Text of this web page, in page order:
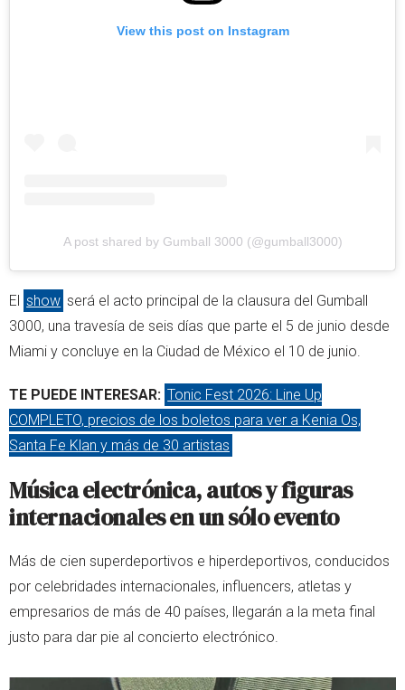
View this post on Instagram
A post shared by Gumball 3000 (@gumball3000)
El show será el acto principal de la clausura del Gumball
3000, una travesía de seis días que parte el 5 de junio desde
Miami y concluye en la Ciudad de México el 10 de junio.
TE PUEDE INTERESAR: Tonic Fest 2026: Line Up
COMPLETO, precios de los boletos para ver a Kenia Os,
Santa Fe Klan y más de 30 artistas
Música electrónica, autos y figuras
internacionales en un sólo evento
Más de cien superdeportivos e hiperdeportivos, conducidos
por celebridades internacionales, influencers, atletas y
empresarios de más de 40 países, llegarán a la meta final
justo para dar pie al concierto electrónico.